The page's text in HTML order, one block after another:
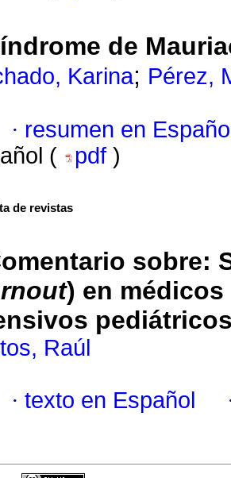
de
Karina; Pérez,
· resumen en
(
pdf )
de revistas
sobre:
) en
Raúl
· texto en Español